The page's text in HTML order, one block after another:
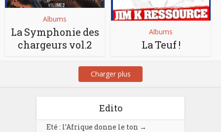
Albums
La Symphonie des
chargeurs vol.2
Albums
La Teuf !
Charger plus
Edito
Eté : l’Afrique donne le ton →